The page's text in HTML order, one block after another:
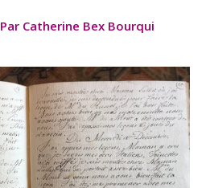
Par Catherine Bex Bourqui